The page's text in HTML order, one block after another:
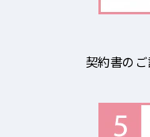
契約書の